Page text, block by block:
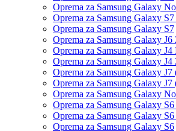
Oprema za Samsung Galaxy
Oprema za Samsung Galaxy
Oprema za Samsung Galaxy S7
Oprema za Samsung Galaxy J6
Oprema za Samsung Galaxy J4
Oprema za Samsung Galaxy J4
Oprema za Samsung Galaxy J7
Oprema za Samsung Galaxy J7
Oprema za Samsung Galaxy
Oprema za Samsung Galaxy
Oprema za Samsung Galaxy
Oprema za Samsung Galaxy S6